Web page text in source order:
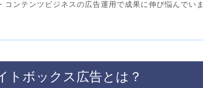
コンテンツビジネスの広告運用で成果に伸び悩んでいま
トボックス広告とは？